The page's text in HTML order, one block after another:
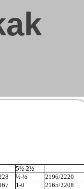
5½-2½
½-½
2196/2220
1-0
2165/2208